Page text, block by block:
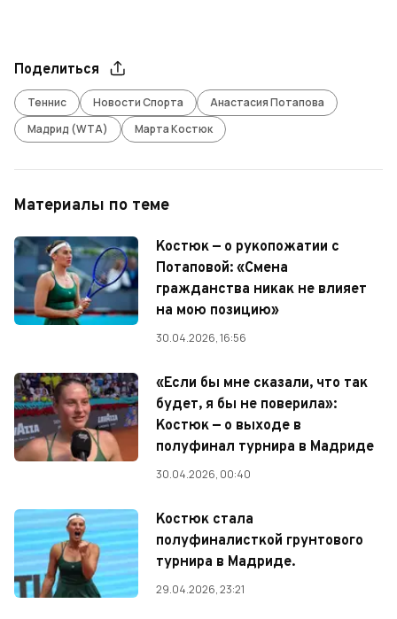
Поделиться
Теннис Новости Спорта
Анастасия Потапова
Мадрид (WTA)
Марта Костюк
Материалы по теме
Костюк — о рукопожатии с
Потаповой: «Смена
гражданства никак не влияет
на мою позицию»
30.04.2026, 16:56
«Если бы мне сказали, что так
будет, я бы не поверила»:
Костюк — о выходе в
полуфинал турнира в Мадриде
30.04.2026, 00:40
Костюк стала
полуфиналисткой грунтового
турнира в Мадриде.
29.04.2026, 23:21